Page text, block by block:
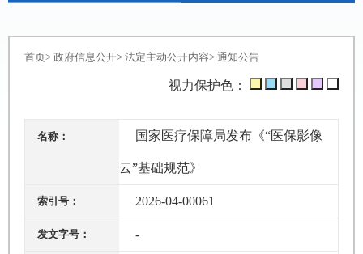
首页> 政府信息公开> 法定主动公开内容> 通知公告
视力保护色：
名称： 国家医疗保障局发布《“医保影像
云”基础规范》
索引号： 2026-04-00061
发文字号： -